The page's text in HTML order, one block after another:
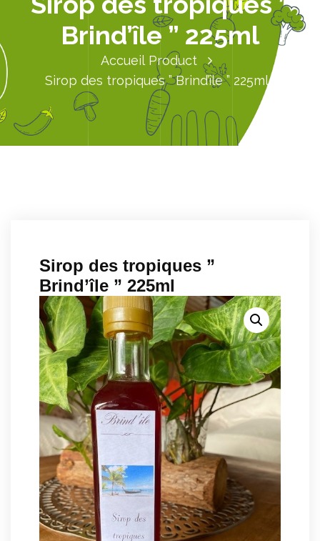
Brind’île ” 225ml
Accueil Product
Sirop des tropiques ” Brind’île ” 225ml
Sirop des tropiques ”
Brind’île ” 225ml